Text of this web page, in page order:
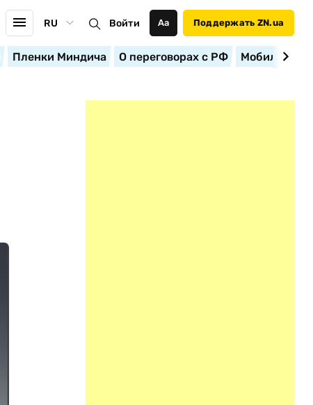
RU Войти Аа Поддержать ZN.ua
Пленки Миндича О переговорах с РФ